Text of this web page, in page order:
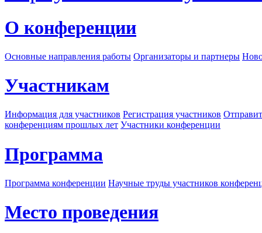
О конференции
Основные направления работы Организаторы и партнеры
Участникам
Информация для участников Регистрация участников
конференциям прошлых лет Участники конференции
Программа
Программа конференции Научные труды участников
Место проведения